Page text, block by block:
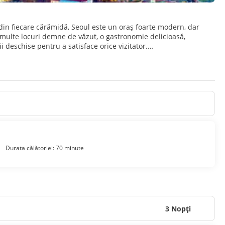
fiecare cărămidă, Seoul este un oraș foarte modern, dar
locuri demne de văzut, o gastronomie delicioasă,
pentru a satisface orice vizitator.
o depresiune naturală, înconjurat de lanțul muntos
dintre cele mai importante sunt Gyeongbok-gung,
membrilor familiei regale a dinastiilor coreene și
dintre principalele temple budiste din oraș sunt Templul
fantastice de drumeții în periferia centrului orașului.
Durata călătoriei: 70 minute
3 Nopţi